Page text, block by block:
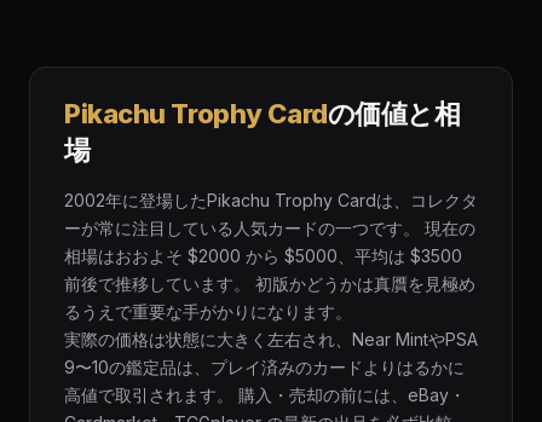
Pikachu Trophy Cardの価値と相
場
2002年に登場したPikachu Trophy Cardは、コレクタ
ーが常に注目している人気カードの一つです。 現在の
相場はおおよそ $2000 から $5000、平均は $3500
前後で推移しています。 初版かどうかは真贋を見極め
るうえで重要な手がかりになります。
実際の価格は状態に大きく左右され、Near MintやPSA
9〜10の鑑定品は、プレイ済みのカードよりはるかに
高値で取引されます。 購入・売却の前には、eBay・